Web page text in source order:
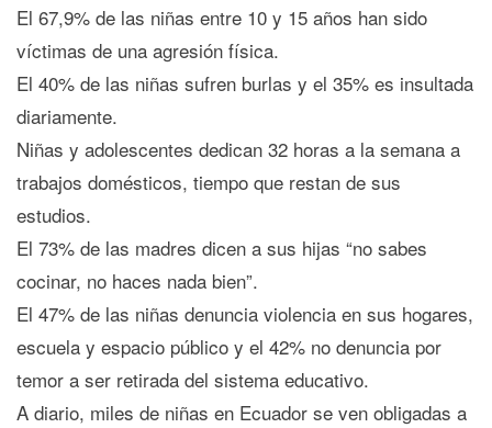
El 67,9% de las niñas entre 10 y 15 años han sido
víctimas de una agresión física.
El 40% de las niñas sufren burlas y el 35% es insultada
diariamente.
Niñas y adolescentes dedican 32 horas a la semana a
trabajos domésticos, tiempo que restan de sus
estudios.
El 73% de las madres dicen a sus hijas “no sabes
cocinar, no haces nada bien”.
El 47% de las niñas denuncia violencia en sus hogares,
escuela y espacio público y el 42% no denuncia por
temor a ser retirada del sistema educativo.
A diario, miles de niñas en Ecuador se ven obligadas a